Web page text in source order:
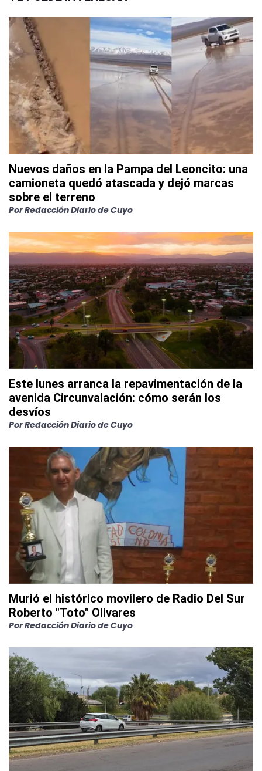
Nuevos daños en la Pampa del Leoncito: una
camioneta quedó atascada y dejó marcas
sobre el terreno
PorRedacción Diario de Cuyo
Este lunes arranca la repavimentación de la
avenida Circunvalación: cómo serán los
desvíos
PorRedacción Diario de Cuyo
Murió el histórico movilero de Radio Del Sur
Roberto "Toto" Olivares
PorRedacción Diario de Cuyo